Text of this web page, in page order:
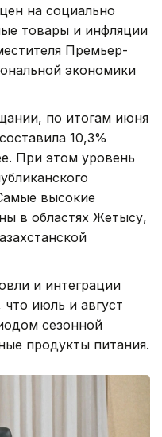
на социально
товары и инфляции
Премьер-
экономики
по итогам июня
10,3%
При этом уровень
высокие
в областях Жетысу,
и интеграции
июль и август
сезонной
продукты питания.